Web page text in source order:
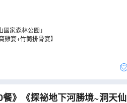
家森林公園」
宴+竹筒排骨宴】
》《探祕地下河勝境~洞天仙